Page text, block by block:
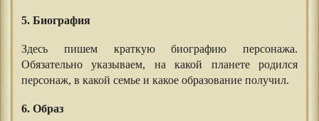
5. Биография
Здесь пишем краткую биографию персонажа.
Обязательно указываем, на какой планете родился
персонаж, в какой семье и какое образование получил.
6. Образ